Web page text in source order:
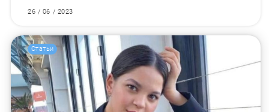
26 / 06 / 2023
Статьи